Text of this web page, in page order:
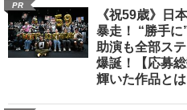
PR
《祝59歳》日
暴走！ “勝手に
助演も全部ス
爆誕！【応募
輝いた作品とは